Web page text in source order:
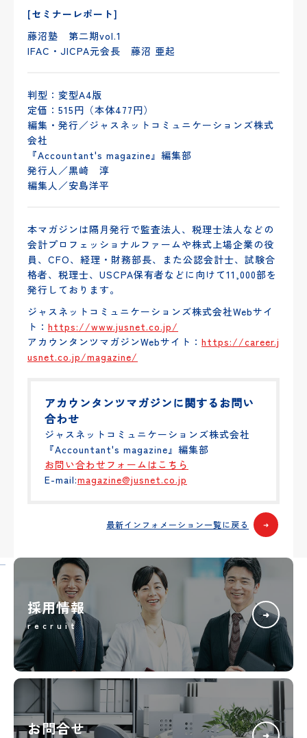
[セミナーレポート]
藤沼塾 第二期vol.1
IFAC・JICPA元会長 藤沼 亜起
判型：変型A4版
定価：515円（本体477円）
編集・発行／ジャスネットコミュニケーションズ株式
会社
『Accountant's magazine』編集部
発行人／黒崎 淳
編集人／安島洋平
本マガジンは隔月発行で監査法人、税理士法人などの
会計プロフェッショナルファームや株式上場企業の役
員、CFO、経理・財務部長、また公認会計士、試験合
格者、税理士、USCPA保有者などに向けて11,000部を
発行しております。
ジャスネットコミュニケーションズ株式会社Webサイ
ト： https://www.jusnet.co.jp/
アカウンタンツマガジンWebサイト： https://career.j
usnet.co.jp/magazine/
アカウンタンツマガジンに関するお問い
合わせ
ジャスネットコミュニケーションズ株式会社
『Accountant's magazine』編集部
お問い合わせフォームはこちら
E-mail:magazine@jusnet.co.jp
最新インフォメーション一覧に戻る ➜
採用情報
recruit
➜
お問合せ ➜